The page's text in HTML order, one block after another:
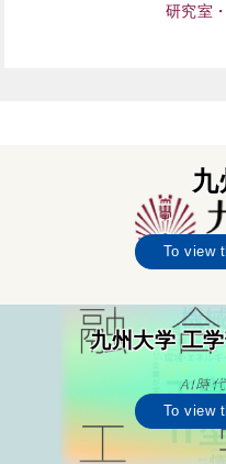
研究室
九
To view
九州大学 工
To view